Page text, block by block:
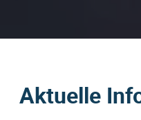
Aktuelle